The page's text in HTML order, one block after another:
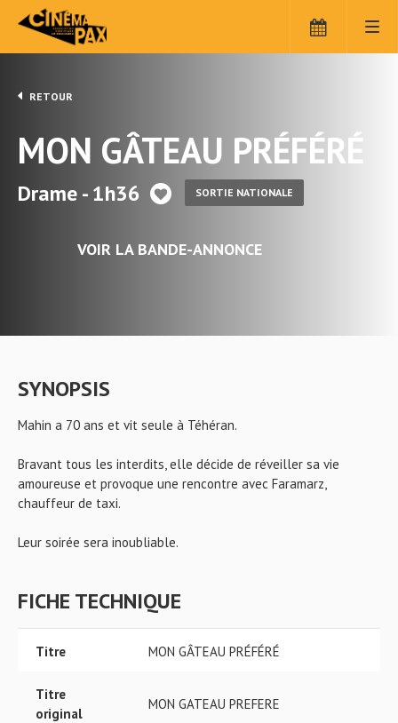
RETOUR
MON GÂTEAU PRÉFÉRÉ
Drame - 1h36 SORTIE NATIONALE
VOIR LA BANDE-ANNONCE
SYNOPSIS
Mahin a 70 ans et vit seule à Téhéran.
Bravant tous les interdits, elle décide de réveiller sa vie
amoureuse et provoque une rencontre avec Faramarz,
chauffeur de taxi.
Leur soirée sera inoubliable.
FICHE TECHNIQUE
Titre MON GÂTEAU PRÉFÉRÉ
Titre
original
MON GATEAU PREFERE